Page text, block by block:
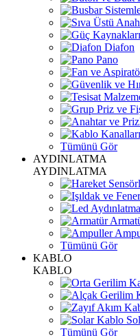
Diafon
Pano
Tümünü Gör
AYDINLATMA
AYDINLATMA
Tümünü Gör
KABLO
KABLO
Tümünü Gör